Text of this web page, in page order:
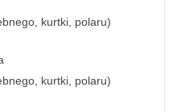
kurtki, polaru)
kurtki, polaru)